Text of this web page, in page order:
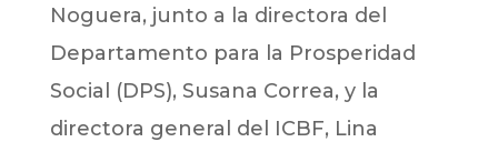
Noguera, junto a la directora del
Departamento para la Prosperidad
Social (DPS), Susana Correa, y la
directora general del ICBF, Lina